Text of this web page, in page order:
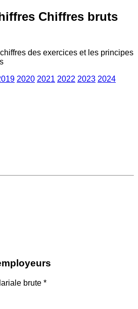
Chiffres bruts
des exercices et les principes
2020 2021 2022 2023 2024
brute *